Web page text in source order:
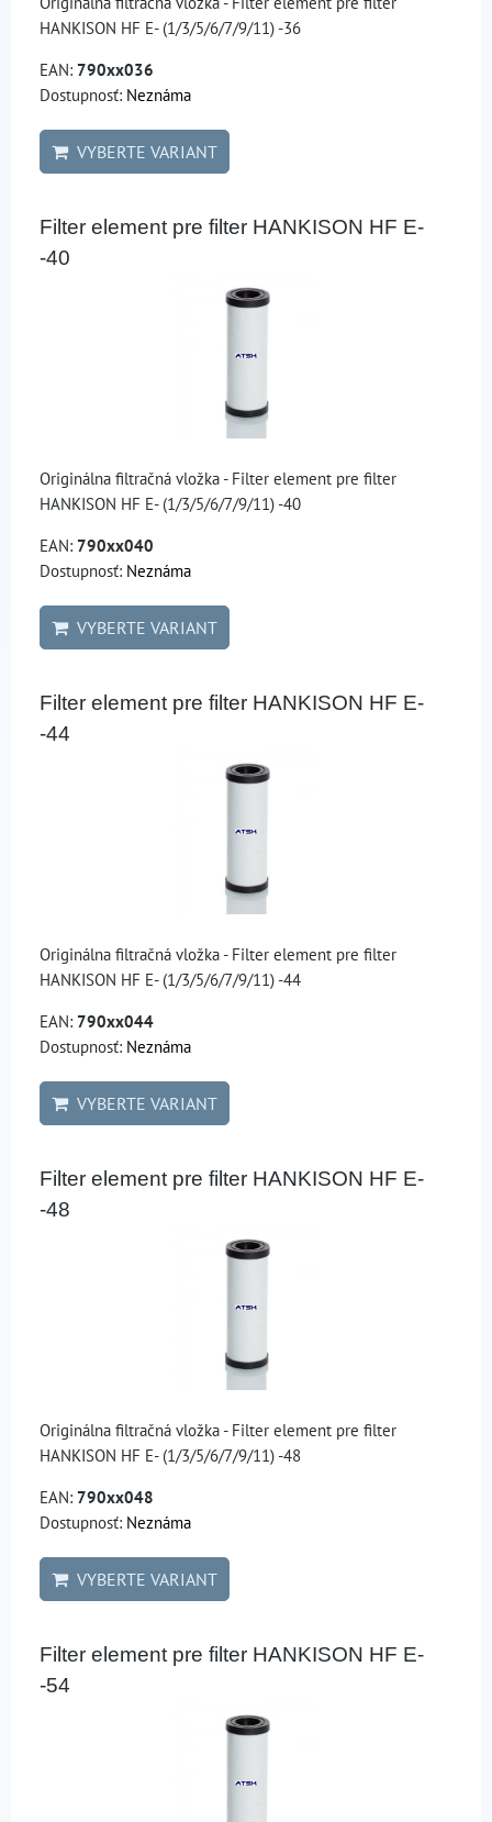
HANKISON HF E- (1/3/5/6/7/9/11) -36
EAN: 790xx036
Dostupnosť: Neznáma
VYBERTE VARIANT
Filter element pre filter HANKISON HF E-
-40
Originálna filtračná vložka - Filter element pre filter
HANKISON HF E- (1/3/5/6/7/9/11) -40
EAN: 790xx040
Dostupnosť: Neznáma
VYBERTE VARIANT
Filter element pre filter HANKISON HF E-
-44
Originálna filtračná vložka - Filter element pre filter
HANKISON HF E- (1/3/5/6/7/9/11) -44
EAN: 790xx044
Dostupnosť: Neznáma
VYBERTE VARIANT
Filter element pre filter HANKISON HF E-
-48
Originálna filtračná vložka - Filter element pre filter
HANKISON HF E- (1/3/5/6/7/9/11) -48
EAN: 790xx048
Dostupnosť: Neznáma
VYBERTE VARIANT
Filter element pre filter HANKISON HF E-
-54